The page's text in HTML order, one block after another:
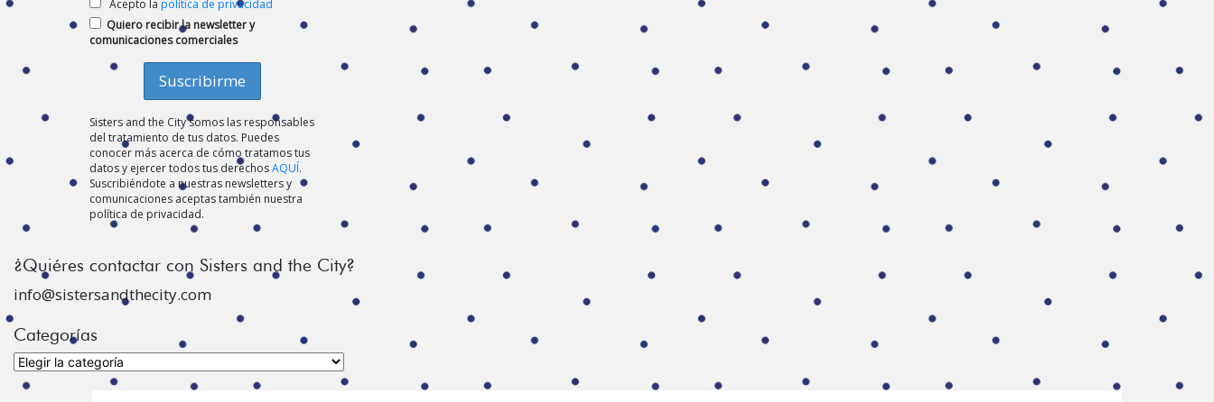
Acepto la política de privacidad
Quiero recibir la newsletter y
comunicaciones comerciales
Sisters and the City somos las responsables
del tratamiento de tus datos. Puedes
conocer más acerca de cómo tratamos tus
datos y ejercer todos tus derechosAQUÍ.
Suscribiéndote a nuestras newsletters y
comunicaciones aceptas también nuestra
política de privacidad.
¿Quiéres contactar con Sisters and the City?
info@sistersandthecity.com
Categorías
Categorías